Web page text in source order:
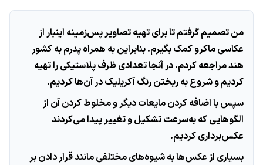
من تصمیم گرفتم تا برای تهیه تصاویر پس‌زمینه اینبار از
عکاسی ماکرو کمک بگیرم. بنابراین به همراه پدرم به کشور
هند مراجعه کردم. در آنجا تعدادی ظرف پلاستیکی را تهیه
کردیم و شروع به ریختن رنگ آکریلیک در آن‌ها کردیم.
سپس با اضافه کردن مایعات دیگر و مخلوط کردن آن از
الگوهایی که به‌سرعت تشکیل و تغییر پیدا می‌کردند
عکس‌برداری کردیم.
بسیاری از عکس‌ها به شیوه‌های مختلفی مانند قرار دادن بر